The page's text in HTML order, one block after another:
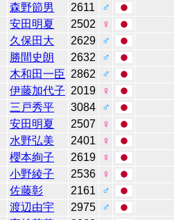
森野節男 2611
♂
安田明夏 2502
♀
久保田大 2629
♂
勝間史朗 2632
♂
木和田一臣 2862
♂
伊藤加代子 2019
♀
三戸秀平 3084
♂
安田明夏 2507
♀
水野弘美 2401
♀
櫻本絢子 2619
♀
小野綾子 2536
♀
佐藤彰 2161
♂
渡辺由宇 2975
♂